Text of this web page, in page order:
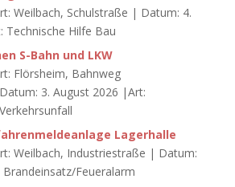
Weilbach, Schulstraße | Datum: 4.
Hilfe Bau
S-Bahn und LKW
Flörsheim, Bahnweg
3. August 2026 |Art:
Lagerhalle
Weilbach, Industriestraße | Datum:
Feueralarm